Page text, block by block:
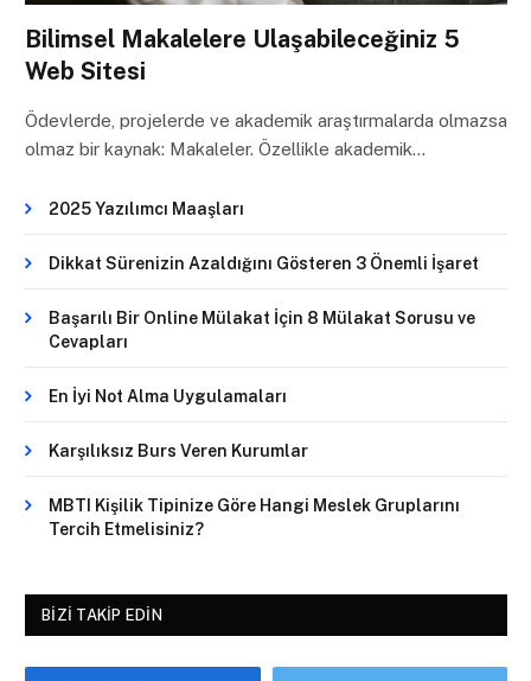
Bilimsel Makalelere Ulaşabileceğiniz 5
Web Sitesi
Ödevlerde, projelerde ve akademik araştırmalarda olmazsa
olmaz bir kaynak: Makaleler. Özellikle akademik…
2025 Yazılımcı Maaşları
Dikkat Sürenizin Azaldığını Gösteren 3 Önemli İşaret
Başarılı Bir Online Mülakat İçin 8 Mülakat Sorusu ve
Cevapları
En İyi Not Alma Uygulamaları
Karşılıksız Burs Veren Kurumlar
MBTI Kişilik Tipinize Göre Hangi Meslek Gruplarını
Tercih Etmelisiniz?
BIZI TAKIP EDIN